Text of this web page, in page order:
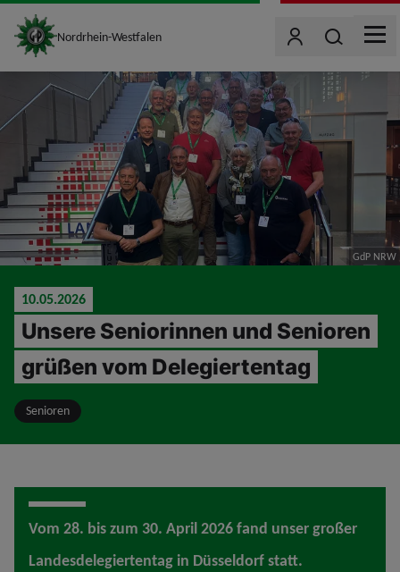
jumpToMain
site_logo
Nordrhein-Westfalen BenutzerWonach
MENU
GdP NRW
10.05.2026
Unsere Seniorinnen und Senioren
grüßen vom Delegiertentag
Senioren
Vom 28. bis zum 30. April 2026 fand unser großer
Landesdelegiertentag in Düsseldorf statt.